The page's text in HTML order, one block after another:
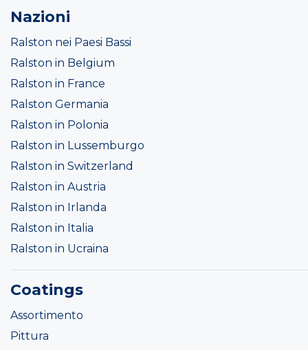
Nazioni
Ralston nei Paesi Bassi
Ralston in Belgium
Ralston in France
Ralston Germania
Ralston in Polonia
Ralston in Lussemburgo
Ralston in Switzerland
Ralston in Austria
Ralston in Irlanda
Ralston in Italia
Ralston in Ucraina
Coatings
Assortimento
Pittura